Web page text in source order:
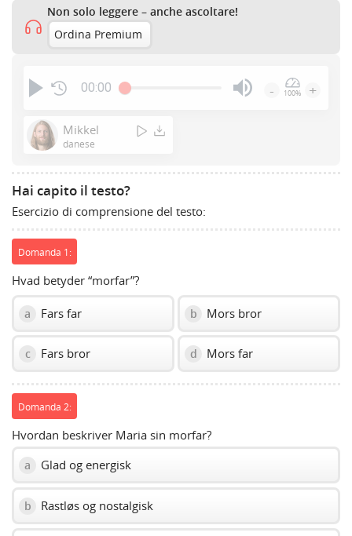
Non solo leggere – anche ascoltare!
Ordina Premium
00:00 - 100% +
Mikkel
danese
Hai capito il testo?
Esercizio di comprensione del testo:
Domanda 1:
Hvad betyder “morfar”?
a Fars far b Mors bror
c Fars bror d Mors far
Domanda 2:
Hvordan beskriver Maria sin morfar?
a Glad og energisk
b Rastløs og nostalgisk